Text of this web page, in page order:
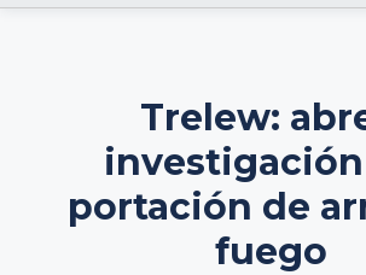
Trelew:
portación de
fuego